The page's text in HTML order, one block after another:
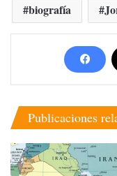
biografía
Publicaciones